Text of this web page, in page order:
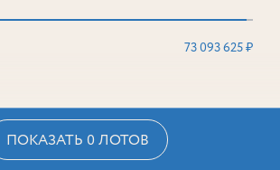
73 093 625 ₽
ПОКАЗАТЬ 0 ЛОТОВ